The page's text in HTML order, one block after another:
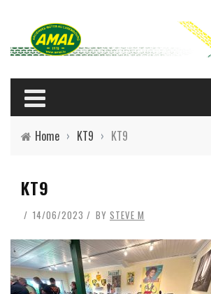
Home › KT9 › KT9
KT9
14/06/2023 BY STEVE M